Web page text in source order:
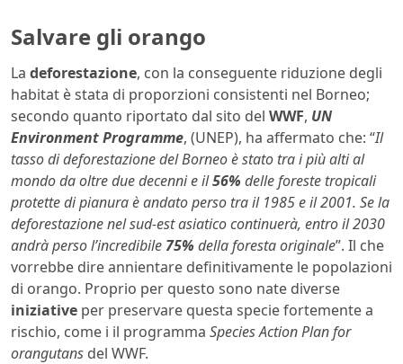
Salvare gli orango
La deforestazione, con la conseguente riduzione degli
habitat è stata di proporzioni consistenti nel Borneo;
secondo quanto riportato dal sito del WWF, UN
Environment Programme, (UNEP), ha affermato che: “Il
tasso di deforestazione del Borneo è stato tra i più alti al
mondo da oltre due decenni e il56% delle foreste tropicali
protette di pianura è andato perso tra il 1985 e il 2001. Se la
deforestazione nel sud-est asiatico continuerà, entro il 2030
andrà perso l’incredibile75% della foresta originale”. Il che
vorrebbe dire annientare definitivamente le popolazioni
di orango. Proprio per questo sono nate diverse
iniziative per preservare questa specie fortemente a
rischio, come i il programma Species Action Plan for
orangutans del WWF.